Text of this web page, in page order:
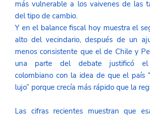
más vulnerable a los vaivenes de las
del tipo de cambio.
Y en el balance fiscal hoy muestra el
alto del vecindario, después de un
menos consistente que el de Chile y
una parte del debate justificó el
colombiano con la idea de que el país
lujo” porque crecía más rápido que la
Las cifras recientes muestran que